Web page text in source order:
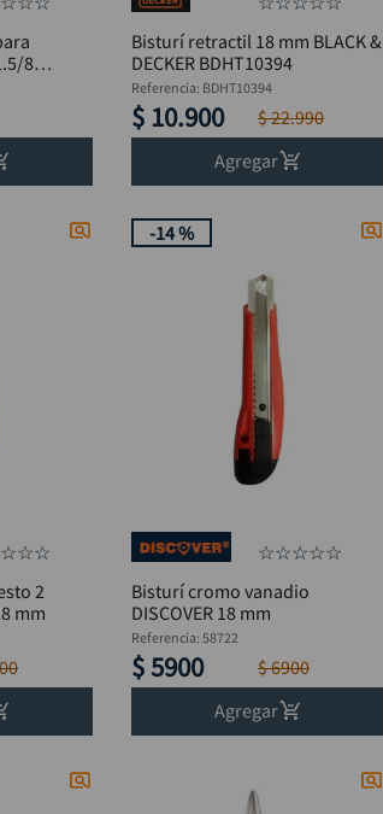
8
Bisturí retractil 18 mm BLACK &
DECKER BDHT10394
Referencia: BDHT10394
$ 10.900 $22.990
Agregar
☆☆☆
2
mm
-14 %
☆☆☆☆☆
Bisturí cromo vanadio
DISCOVER 18 mm
Referencia:58722
$5900 $6900
Agregar